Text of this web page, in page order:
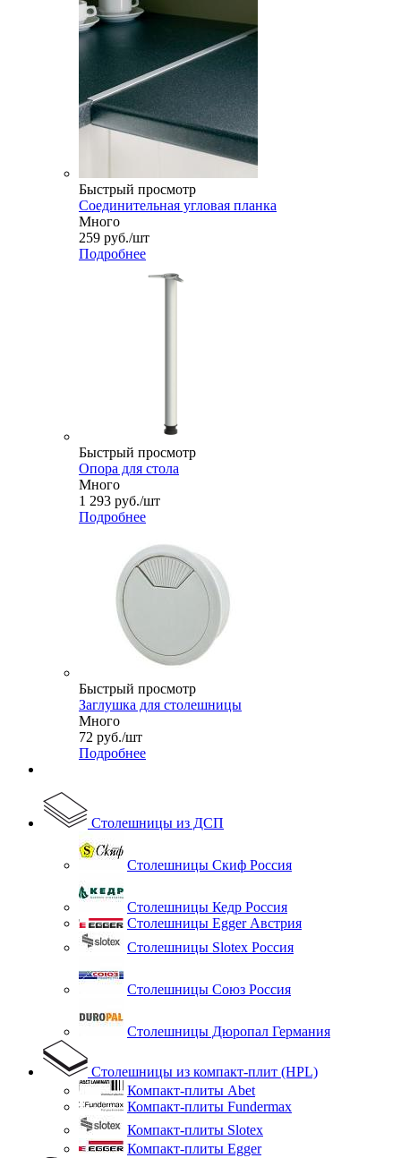
Быстрый просмотр
Соединительная угловая планка
Много
259 руб./шт
Подробнее
Быстрый просмотр
Опора для стола
Много
1 293 руб./шт
Подробнее
Быстрый просмотр
Заглушка для столешницы
Много
72 руб./шт
Подробнее
Столешницы из ДСП
Столешницы Скиф Россия
Столешницы Кедр Россия
Столешницы Egger Австрия
Столешницы Slotex Россия
Столешницы Союз Россия
Столешницы Дюропал Германия
Столешницы из компакт-плит (HPL)
Компакт-плиты Abet
Компакт-плиты Fundermax
Компакт-плиты Slotex
Компакт-плиты Egger